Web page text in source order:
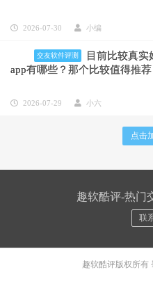
2026-07-30 小编
交友软件评测
目前比较真实
app有哪些？那个比较值得推荐
2026-07-29 小六
点击
趣软酷评-热门
联
趣软酷评版权所有